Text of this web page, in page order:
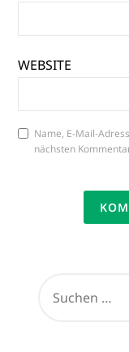
WEBSITE
Name, E-Mail-
nächsten
NACH: